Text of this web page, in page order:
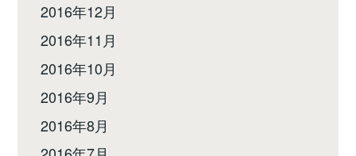
2016年12月
2016年11月
2016年10月
2016年9月
2016年8月